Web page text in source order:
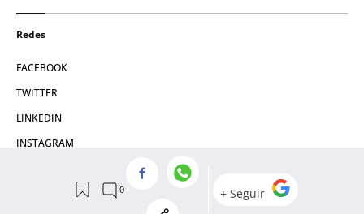
Redes
FACEBOOK
TWITTER
LINKEDIN
INSTAGRAM